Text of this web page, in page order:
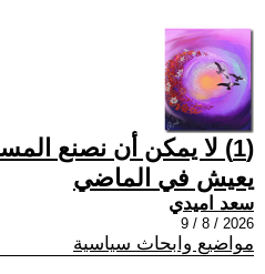
(1) لا يمكن أن نصنع
يعيش في الماضي
سعد اميدي
2026 / 8 / 9
مواضيع وابحاث سياسية